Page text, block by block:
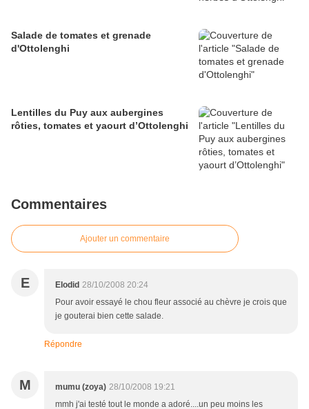
Salade de tomates et grenade
d'Ottolenghi
Lentilles du Puy aux aubergines
rôties, tomates et yaourt d’Ottolenghi
Commentaires
Ajouter un commentaire
E Elodid 28/10/2008 20:24
Pour avoir essayé le chou fleur associé au chèvre je crois que
je gouterai bien cette salade.
Répondre
M mumu (zoya) 28/10/2008 19:21
mmh j'ai testé tout le monde a adoré....un peu moins les